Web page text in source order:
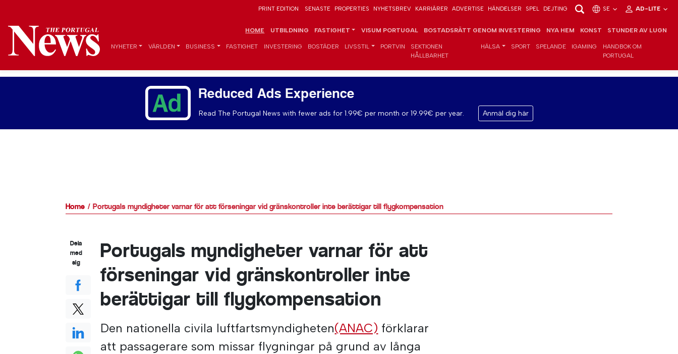
PRINT EDITION SENASTE PROPERTIES NYHETSBREV KARRIÄRER ADVERTISE HÄNDELSER SPEL DEJTING SE AD-LITE
HOME UTBILDNING FASTIGHET VISUM PORTUGAL BOSTADSRÄTT GENOM INVESTERING NYA HEM KONST STUNDER AV LUGN
NYHETER VÄRLDEN BUSINESS FASTIGHET INVESTERING BOSTÄDER LIVSSTIL PORTVIN
SEKTIONEN
HÅLLBARHET
HÄLSA SPORT SPELANDE IGAMING
HANDBOK OM
PORTUGAL
Reduced Ads Experience
Read The Portugal News with fewer ads for 1.99€ per month or 19.99€ per year. Anmäl dig här
Home Portugals myndigheter varnar för att förseningar vid gränskontroller inte berättigar till flygkompensation
Portugals myndigheter varnar för att
förseningar vid gränskontroller inte
berättigar till flygkompensation
Den nationella civila luftfartsmyndigheten(ANAC) förklarar
att passagerare som missar flygningar på grund av långa
Dela
med
sig